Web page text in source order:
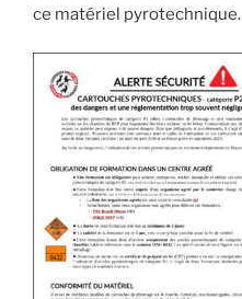
ce matériel pyrotechnique.